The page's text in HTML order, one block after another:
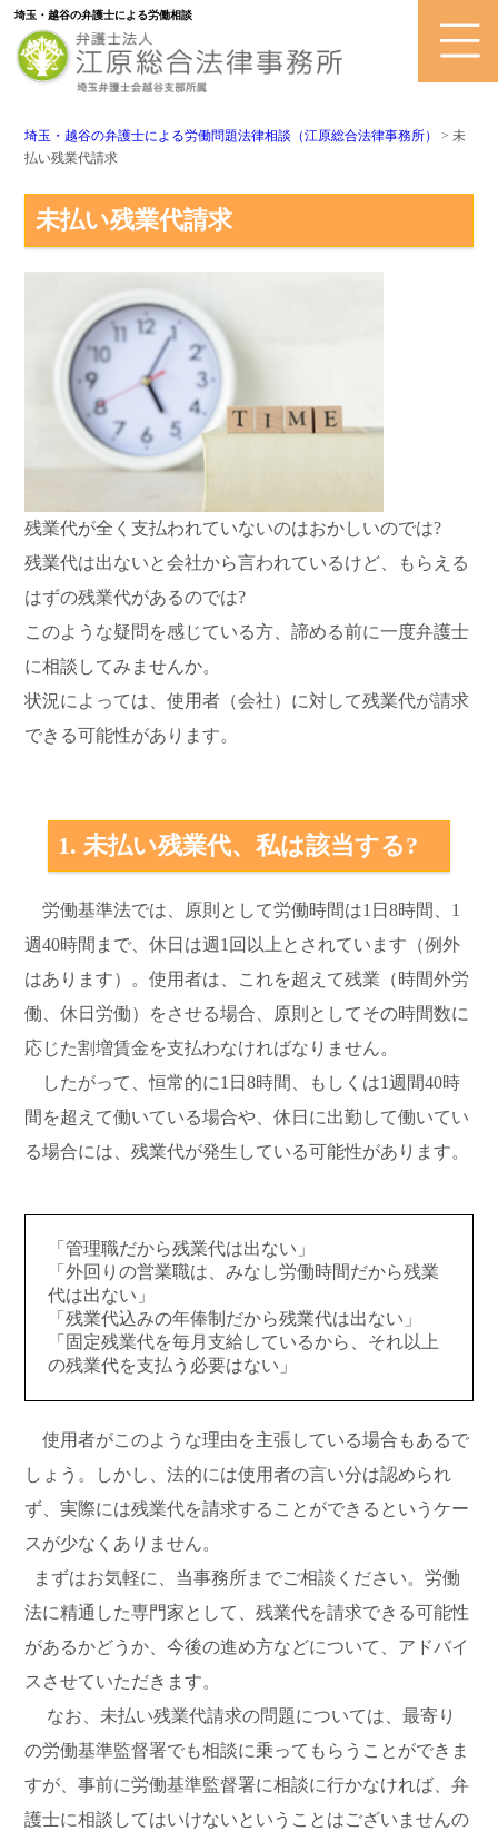
埼玉・越谷の弁護士による労働相談
埼玉・越谷の弁護士による労働問題法律相談（江原総合法律事務所） >未
払い残業代請求
未払い残業代請求
残業代が全く支払われていないのはおかしいのでは?
残業代は出ないと会社から言われているけど、もらえる
はずの残業代があるのでは?
このような疑問を感じている方、諦める前に一度弁護士
に相談してみませんか。
状況によっては、使用者（会社）に対して残業代が請求
できる可能性があります。
1. 未払い残業代、私は該当する?
労働基準法では、原則として労働時間は1日8時間、1
週40時間まで、休日は週1回以上とされています（例外
はあります）。使用者は、これを超えて残業（時間外労
働、休日労働）をさせる場合、原則としてその時間数に
応じた割増賃金を支払わなければなりません。
したがって、恒常的に1日8時間、もしくは1週間40時
間を超えて働いている場合や、休日に出勤して働いてい
る場合には、残業代が発生している可能性があります。
「管理職だから残業代は出ない」
「外回りの営業職は、みなし労働時間だから残業
代は出ない」
「残業代込みの年俸制だから残業代は出ない」
「固定残業代を毎月支給しているから、それ以上
の残業代を支払う必要はない」
使用者がこのような理由を主張している場合もあるで
しょう。しかし、法的には使用者の言い分は認められ
ず、実際には残業代を請求することができるというケー
スが少なくありません。
まずはお気軽に、当事務所までご相談ください。労働
法に精通した専門家として、残業代を請求できる可能性
があるかどうか、今後の進め方などについて、アドバイ
スさせていただきます。
なお、未払い残業代請求の問題については、最寄り
の労働基準監督署でも相談に乗ってもらうことができま
すが、事前に労働基準監督署に相談に行かなければ、弁
護士に相談してはいけないということはございませんの